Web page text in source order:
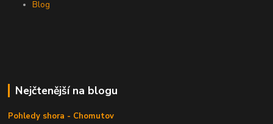
Blog
Nejčtenější na blogu
Pohledy shora - Chomutov